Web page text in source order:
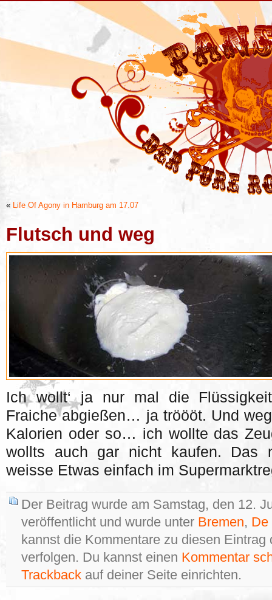
« Life Of Agony in Hamburg am 17.07
Flutsch und weg
Ich wollt‘ ja nur mal die
Fraiche abgießen… ja tröööt. Und
Kalorien oder so… ich wollte das
wollts auch gar nicht kaufen. Das
weisse Etwas einfach im
Der Beitrag wurde am Samstag, den 12.
veröffentlicht und wurde unter Bremen, De
kannst die Kommentare zu diesen
verfolgen. Du kannst einen Kommentar
Trackback auf deiner Seite einrichten.